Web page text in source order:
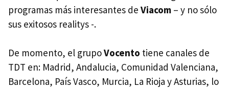
programas más interesantes de Viacom – y no sólo
sus exitosos realitys -.
De momento, el grupoVocento tiene canales de
TDT en: Madrid, Andalucia, Comunidad Valenciana,
Barcelona, País Vasco, Murcia, La Rioja y Asturias, lo